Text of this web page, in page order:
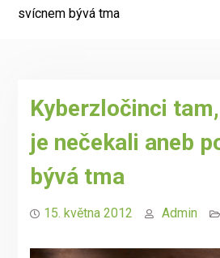
svícnem bývá tma
Kyberzločinci
je nečekali aneb
bývá tma
15. května 2012 Admin